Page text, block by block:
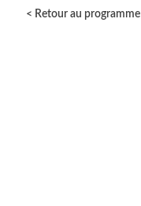
< Retour au programme